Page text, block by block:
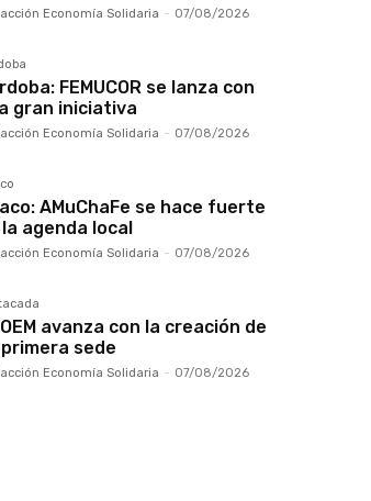
Economía Solidaria - 07/08/2026
FEMUCOR se lanza con
gran iniciativa
Economía Solidaria - 07/08/2026
AMuChaFe se hace fuerte
agenda local
Economía Solidaria - 07/08/2026
avanza con la creación de
sede
Economía Solidaria - 07/08/2026